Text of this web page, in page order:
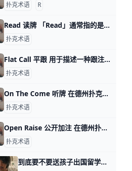
扑克术语 R
Read 读牌 「Read」通常指的是玩家对其他玩家的行为和反应进行观察和分析，以便做出更好的决策。这包括对对手的牌局状况、可能的手牌、下注模式、表情、言谈
扑克术语
Flat Call 平跟 用于描述一种跟注的策略，指的是在没有加注或重新加注的情况下，仅以相同的注码跟随前一位玩家的注码继续参与游戏。这种策略通常用于平稳地参与牌局，
扑克术语
On The Come 听牌 在德州扑克中，「On The Come」通常指的是一个玩家正在追求一个尚未完成的手牌组合，并希望在接下来的牌局中获得必要的牌来完成这个组合。这个术语
扑克术语
Open Raise 公开加注 在德州扑克中，「Open Raise」指的是在一轮下注中第一个主动加注的玩家。玩家们通常会根据手中的牌的价值和局势来决定是否进行加注，当一个玩
扑克术语
到底要不要送孩子出国留学？ 回答一个满级读者的问题。 他问我的问题非常简单，就是送孩子出国留学这件事，到底还划不划算。 首先，当你问出划不划算的时候，有一个默认的前提已经存